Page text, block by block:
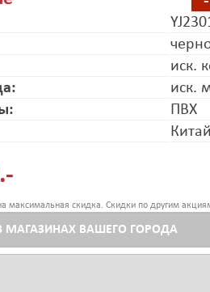
иск.
иск.
ПВХ
максимальная скидка. Скидки по другим
МАГАЗИНАХ ВАШЕГО ГОРОДА